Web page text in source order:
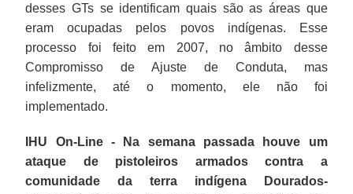
desses GTs se identificam quais são as áreas que
eram ocupadas pelos povos indígenas. Esse
processo foi feito em 2007, no âmbito desse
Compromisso de Ajuste de Conduta, mas
infelizmente, até o momento, ele não foi
implementado.
IHU On-Line - Na semana passada houve um
ataque de pistoleiros armados contra a
comunidade da terra indígena Dourados-
áreas
eram
ocupadas
pelos
indígenas.
Esse
processo